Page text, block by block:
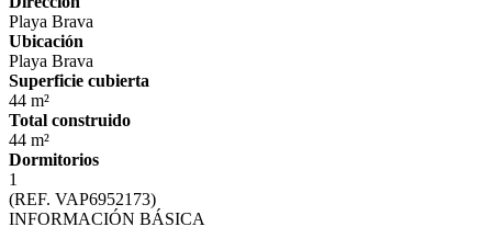
Playa Brava
Ubicación
Playa Brava
Superficie cubierta
44 m²
Total construido
44 m²
Dormitorios
1
(REF. VAP6952173)
INFORMACIÓN BÁSICA